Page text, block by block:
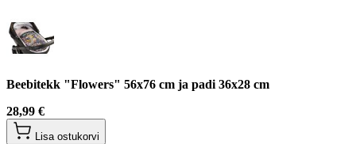
Beebitekk "Flowers" 56x76 cm ja padi 36x28 cm
28,99 €
Lisa ostukorvi